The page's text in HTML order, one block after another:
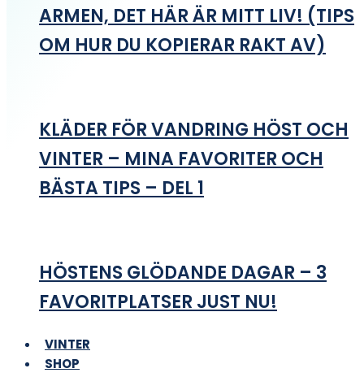
ARMEN, DET HÄR ÄR MITT LIV! (TIPS
OM HUR DU KOPIERAR RAKT AV)
KLÄDER FÖR VANDRING HÖST OCH
VINTER – MINA FAVORITER OCH
BÄSTA TIPS – DEL 1
HÖSTENS GLÖDANDE DAGAR – 3
FAVORITPLATSER JUST NU!
VINTER
SHOP